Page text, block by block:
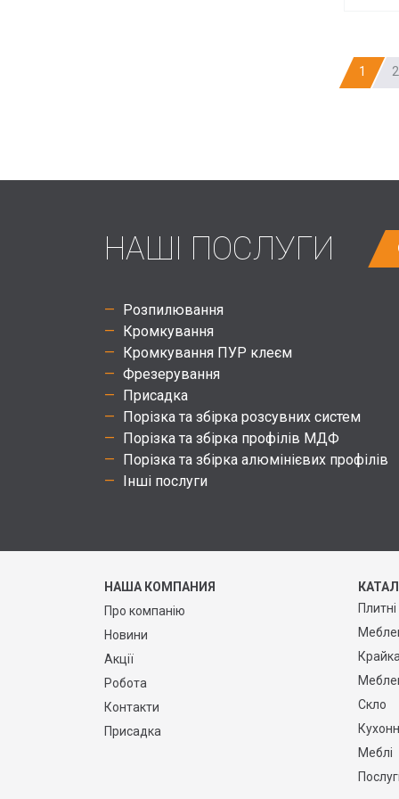
1 2
НАШІ ПОСЛУГИ
Розпилювання
Кромкування
Кромкування ПУР клеєм
Фрезерування
Присадка
Порізка та збірка розсувних систем
Порізка та збірка профілів МДФ
Порізка та збірка алюмінієвих профілів
Інші послуги
НАША КОМПАНИЯ
Про компанію
Новини
Акції
Робота
Контакти
Присадка
Скло
Меблі